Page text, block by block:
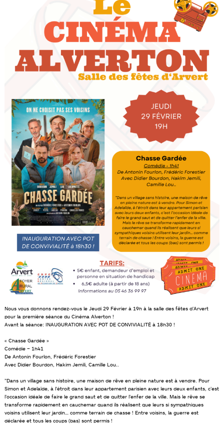
Nous vous donnons rendez-vous le Jeudi 29 Février à 19h à la salle des fêtes d’Arvert
pour la première séance du Cinéma Alverton !
Avant la séance: INAUGURATION AVEC POT DE CONVIVIALITÉ à 18h30 !
« Chasse Gardée »
Comédie – 1h41
De Antonin Fourlon, Frédéric Forestier
Avec Didier Bourdon, Hakim Jemili, Camille Lou..
”Dans un village sans histoire, une maison de rêve en pleine nature est à vendre. Pour
Simon et Adelaïde, à l’étroit dans leur appartement parisien avec leurs deux enfants, c’est
l’occasion idéale de faire le grand saut et de quitter l’enfer de la ville. Mais le rêve se
transforme rapidement en cauchemar quand ils réalisent que leurs si sympathiques
voisins utilisent leur jardin… comme terrain de chasse ! Entre voisins, la guerre est
déclarée et tous les coups (bas) sont permis !